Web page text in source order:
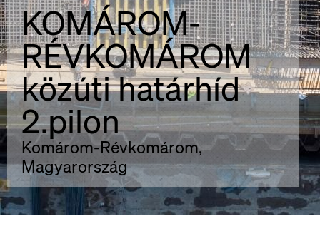
KOMÁROM-
RÉVKOMÁROM
közúti határhíd
2.pilon
Komárom-Révkomárom,
Magyarország